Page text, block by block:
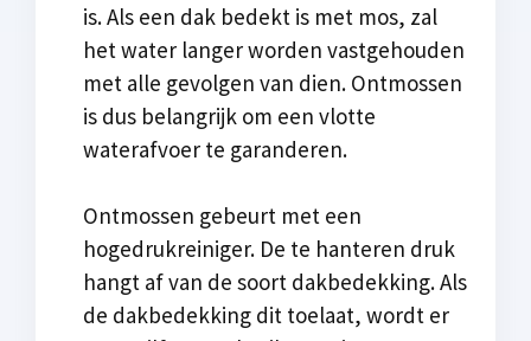
is. Als een dak bedekt is met mos, zal
het water langer worden vastgehouden
met alle gevolgen van dien. Ontmossen
is dus belangrijk om een vlotte
waterafvoer te garanderen.
Ontmossen gebeurt met een
hogedrukreiniger. De te hanteren druk
hangt af van de soort dakbedekking. Als
de dakbedekking dit toelaat, wordt er